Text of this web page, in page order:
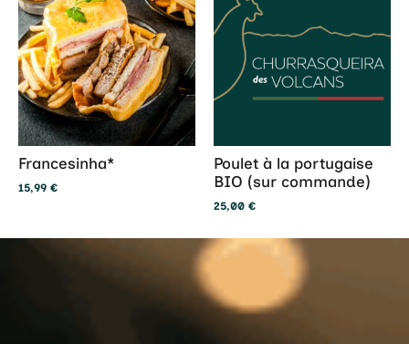
Francesinha*
15,99 €
Poulet à la portugaise
BIO (sur commande)
25,00 €